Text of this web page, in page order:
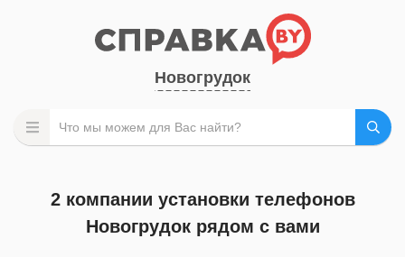
Новогрудок
2 компании установки телефонов
Новогрудок рядом с вами